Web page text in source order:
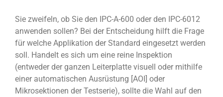
Sie zweifeln, ob Sie den IPC-A-600 oder den IPC-6012
anwenden sollen? Bei der Entscheidung hilft die Frage
für welche Applikation der Standard eingesetzt werden
soll. Handelt es sich um eine reine Inspektion
(entweder der ganzen Leiterplatte visuell oder mithilfe
einer automatischen Ausrüstung [AOI] oder
Mikrosektionen der Testserie), sollte die Wahl auf den